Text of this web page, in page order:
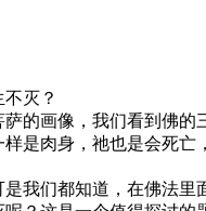
灭？
画像，我们看到佛的
是肉身，祂也是会死
们都知道，在佛法里